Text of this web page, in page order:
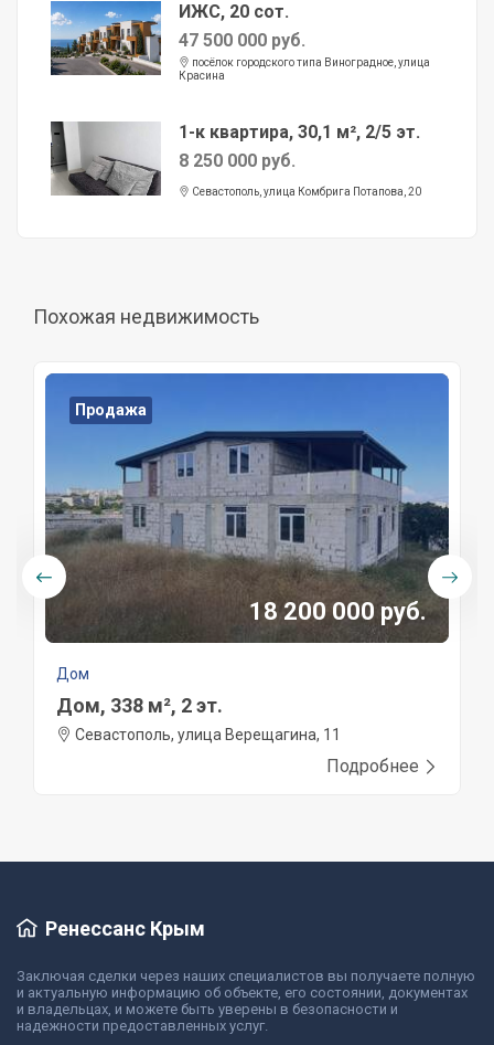
ИЖС, 20 сот.
47 500 000 руб.
посёлок городского типа Виноградное, улица
Красина
1-к квартира, 30,1 м², 2/5 эт.
8 250 000 руб.
Севастополь, улица Комбрига Потапова, 20
Похожая недвижимость
Продажа
18 200 000 руб.
Дом
Дом, 338 м², 2 эт.
Севастополь, улица Верещагина, 11
Подробнее
Ренессанс Крым
Заключая сделки через наших специалистов вы получаете полную
и актуальную информацию об объекте, его состоянии, документах
и владельцах, и можете быть уверены в безопасности и
надежности предоставленных услуг.